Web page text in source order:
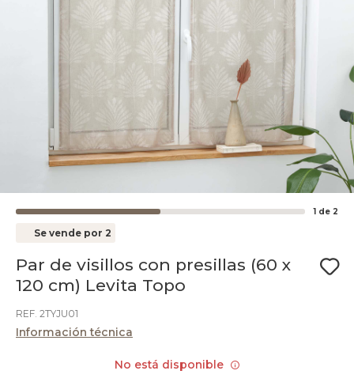
1 de 2
Se vende por 2
Par de visillos con presillas (60 x
120 cm) Levita Topo
REF. 2TYJU01
Información técnica